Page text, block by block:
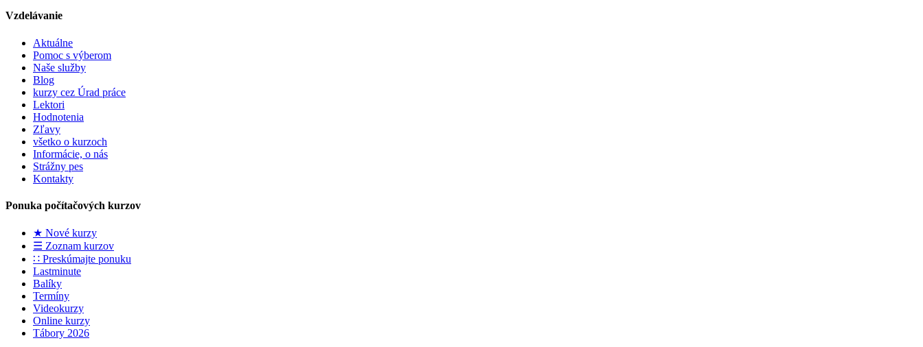
Vzdelávanie
Aktuálne
Pomoc s výberom
Naše služby
Blog
kurzy cez Úrad práce
Lektori
Hodnotenia
Zľavy
všetko o kurzoch
Informácie, o nás
Strážny pes
Kontakty
Ponuka počítačových kurzov
★ Nové kurzy
☰ Zoznam kurzov
∷ Preskúmajte ponuku
Lastminute
Balíky
Termíny
Videokurzy
Online kurzy
Tábory 2026